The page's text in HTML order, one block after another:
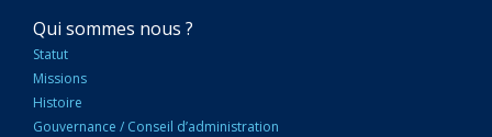
NAVIGATION
PRINCIPALE
Qui sommes nous ?
Statut
Missions
Histoire
Gouvernance / Conseil d’administration